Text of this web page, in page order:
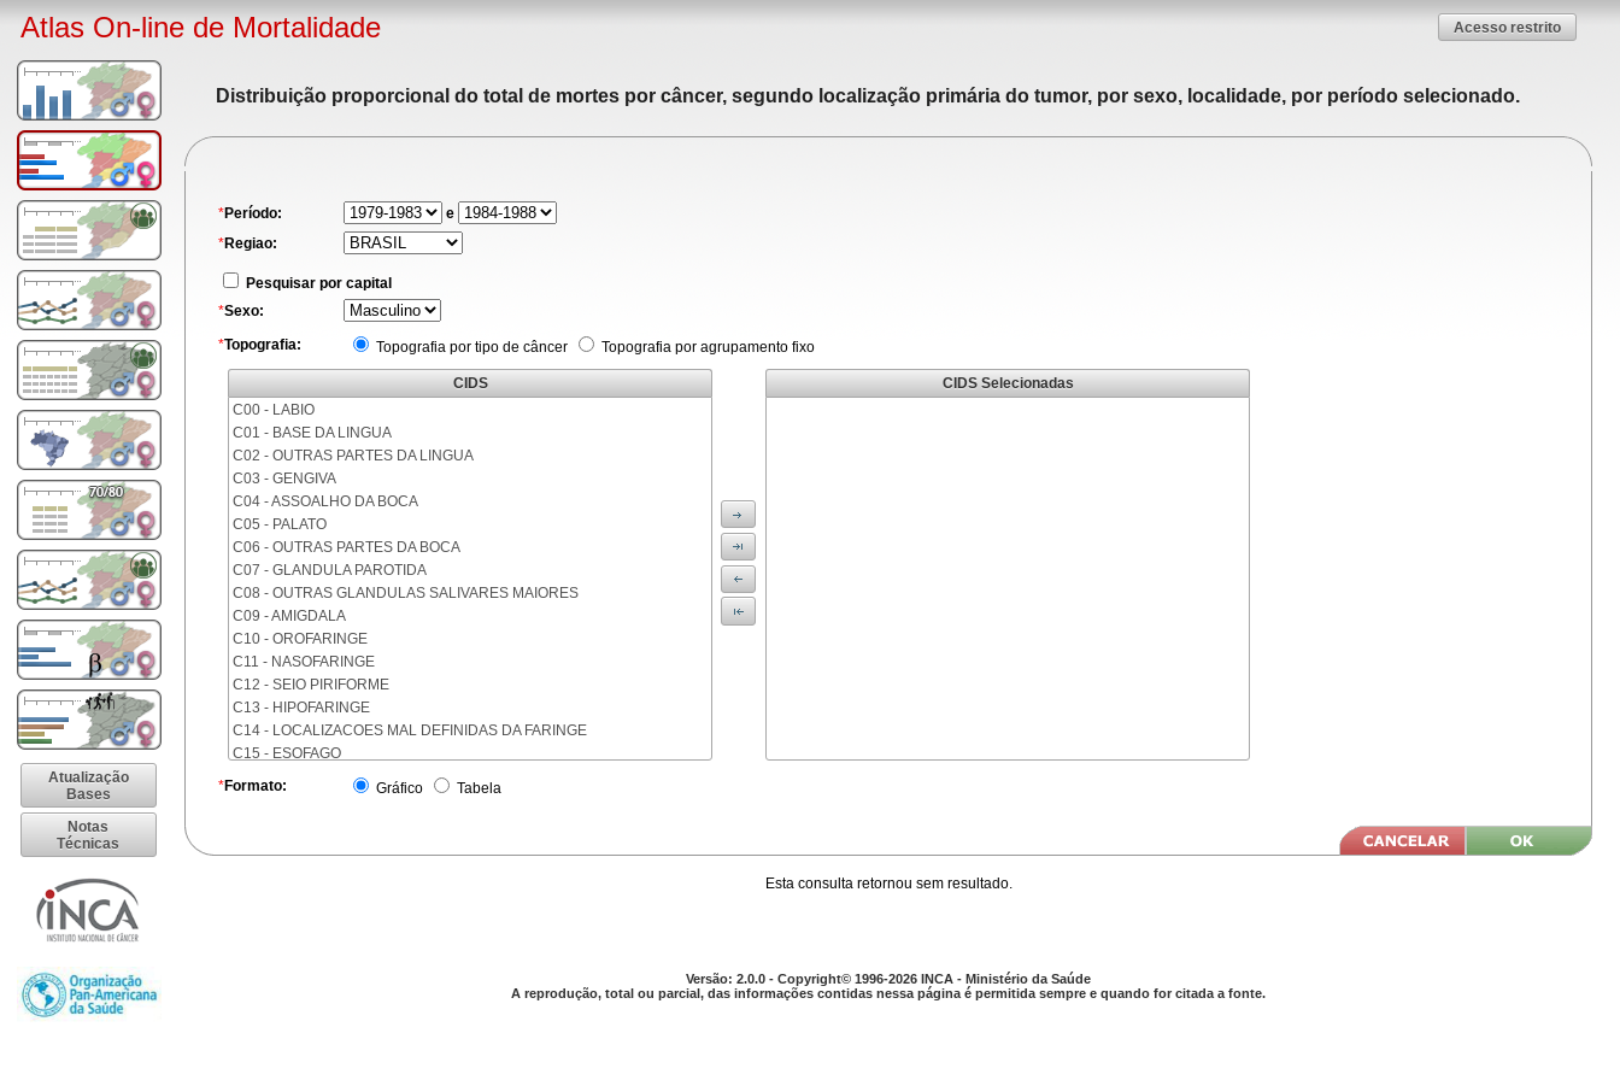
Atlas On-line de Mortalidade Acesso restrito
Atualização
Bases
Notas
Técnicas
Distribuição proporcional do total de mortes por câncer, segundo localização primária do tumor, por sexo, localidade, por período selecionado.
*Período:
e
*Regiao:
Pesquisar por capital
*Sexo:
*Topografia: Topografia por tipo de câncer Topografia por agrupamento fixo
CIDS
C00 - LABIO
C01 - BASE DA LINGUA
C02 - OUTRAS PARTES DA LINGUA
C03 - GENGIVA
C04 - ASSOALHO DA BOCA
C05 - PALATO
C06 - OUTRAS PARTES DA BOCA
C07 - GLANDULA PAROTIDA
C08 - OUTRAS GLANDULAS SALIVARES MAIORES
C09 - AMIGDALA
C10 - OROFARINGE
C11 - NASOFARINGE
C12 - SEIO PIRIFORME
C13 - HIPOFARINGE
C14 - LOCALIZACOES MAL DEFINIDAS DA FARINGE
C15 - ESOFAGO
C26 - LOCALIZACOES MAL DEFINIDAS NO APARELHO DIGESTIVO
CIDS Selecionadas
*Formato: Gráfico Tabela
Esta consulta retornou sem resultado.
Versão: 2.0.0 - Copyright© 1996-2026 INCA - Ministério da Saúde
A reprodução, total ou parcial, das informações contidas nessa página é permitida sempre e quando for citada a fonte.